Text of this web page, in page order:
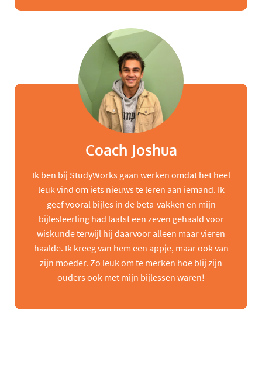
Coach Joshua
Ik ben bij StudyWorks gaan werken omdat het heel
leuk vind om iets nieuws te leren aan iemand. Ik
geef vooral bijles in de beta-vakken en mijn
bijlesleerling had laatst een zeven gehaald voor
wiskunde terwijl hij daarvoor alleen maar vieren
haalde. Ik kreeg van hem een appje, maar ook van
zijn moeder. Zo leuk om te merken hoe blij zijn
ouders ook met mijn bijlessen waren!